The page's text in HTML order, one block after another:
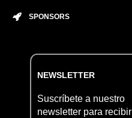
SPONSORS
NEWSLETTER
Suscríbete a nuestro
newsletter para recibir